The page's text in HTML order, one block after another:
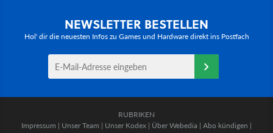
NEWSLETTER BESTELLEN
Hol' dir die neuesten Infos zu Games und Hardware direkt ins Postfach
RUBRIKEN
Impressum | Unser Team | Unser Kodex | Über Webedia | Abo kündigen |